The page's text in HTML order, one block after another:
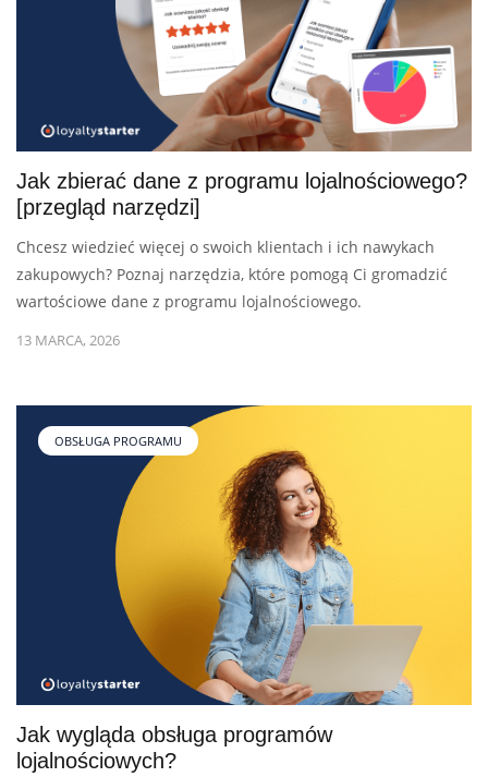
Jak zbierać dane z programu lojalnościowego?
[przegląd narzędzi]
Chcesz wiedzieć więcej o swoich klientach i ich nawykach
zakupowych? Poznaj narzędzia, które pomogą Ci gromadzić
wartościowe dane z programu lojalnościowego.
13 MARCA, 2026
OBSŁUGA PROGRAMU
Jak wygląda obsługa programów
lojalnościowych?